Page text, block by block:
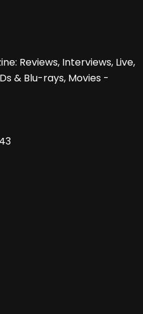
Reviews, Interviews, Live,
& Blu-rays, Movies -